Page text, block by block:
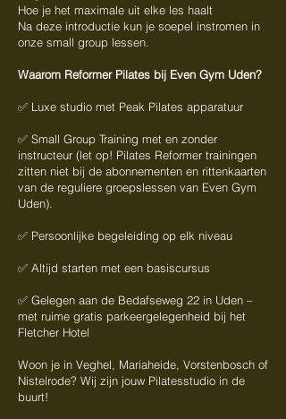
Hoe je het maximale uit elke les haalt
Na deze introductie kun je soepel instromen in
onze small group lessen.
Waarom Reformer Pilates bij Even Gym Uden?
✅ Luxe studio met Peak Pilates apparatuur
✅ Small Group Training met en zonder
instructeur (let op! Pilates Reformer trainingen
zitten niet bij de abonnementen en rittenkaarten
van de reguliere groepslessen van Even Gym
Uden).
✅ Persoonlijke begeleiding op elk niveau
✅ Altijd starten met een basiscursus
✅ Gelegen aan de Bedafseweg 22 in Uden –
met ruime gratis parkeergelegenheid bij het
Fletcher Hotel
Woon je in Veghel, Mariaheide, Vorstenbosch of
Nistelrode? Wij zijn jouw Pilatesstudio in de
buurt!